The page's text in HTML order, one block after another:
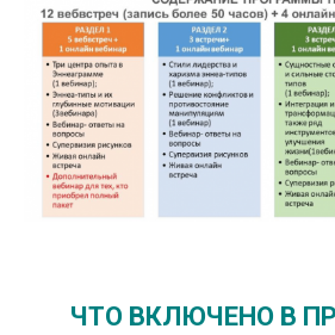
ЧТО ВКЛЮЧЕНО В